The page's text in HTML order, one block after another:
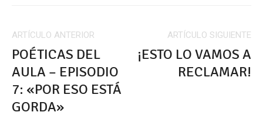
ARTÍCULO ANTERIOR
POÉTICAS DEL
AULA – EPISODIO
7: «POR ESO ESTÁ
GORDA»
ARTÍCULO SIGUIENTE
¡ESTO LO VAMOS A
RECLAMAR!